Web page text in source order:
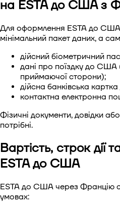
на ESTA до США з
Для оформлення ESTA до США
мінімальний пакет даних, а
дійсний біометричний
дані про поїздку до
приймаючої сторони);
дійсна банківська
контактна електронна
Фізичні документи, довідки
потрібні.
Вартість, строк дії
ESTA до США
ESTA до США через Францію
умовах: